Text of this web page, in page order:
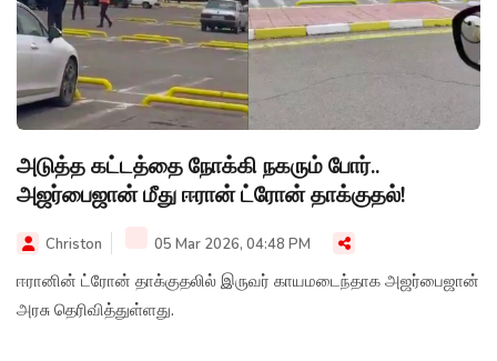
அடுத்த கட்டத்தை நோக்கி நகரும் போர்..
அஜர்பைஜான் மீது ஈரான் ட்ரோன் தாக்குதல்!
Christon 05 Mar 2026, 04:48 PM
ஈரானின் ட்ரோன் தாக்குதலில் இருவர் காயமடைந்தாக அஜர்பைஜான்
அரசு தெரிவித்துள்ளது.